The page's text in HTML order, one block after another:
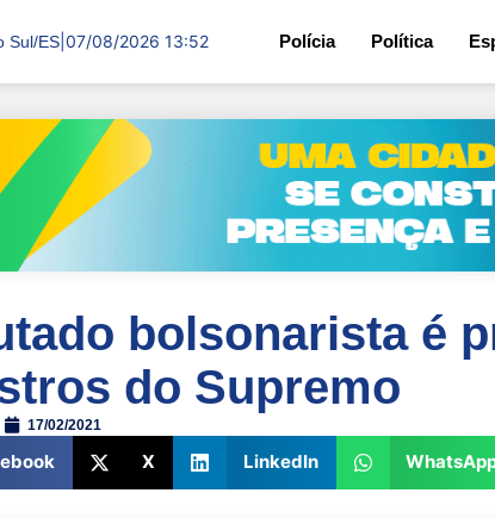
Sul/ES 07/08/2026 13:52 Polícia Política
bolsonarista é
do Supremo
17/02/2021
X LinkedIn